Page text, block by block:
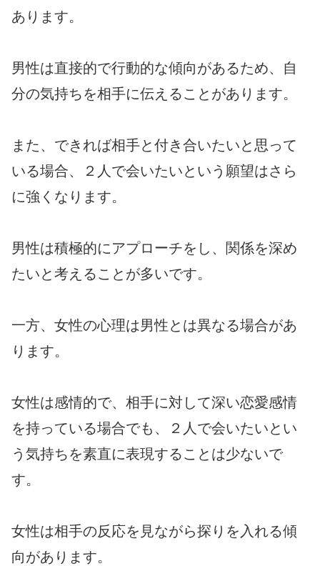
あります。
男性は直接的で行動的な傾向があるため、自
分の気持ちを相手に伝えることがあります。
また、できれば相手と付き合いたいと思って
いる場合、２人で会いたいという願望はさら
に強くなります。
男性は積極的にアプローチをし、関係を深め
たいと考えることが多いです。
一方、女性の心理は男性とは異なる場合があ
ります。
女性は感情的で、相手に対して深い恋愛感情
を持っている場合でも、２人で会いたいとい
う気持ちを素直に表現することは少ないで
す。
女性は相手の反応を見ながら探りを入れる傾
向があります。